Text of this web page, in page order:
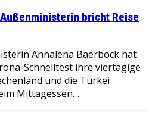
bricht Reise
Annalena Baerbock hat
Schnelltest ihre viertägige
und die Türkei
Mittagessen…